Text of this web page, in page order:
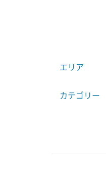
エリア
カテゴリー